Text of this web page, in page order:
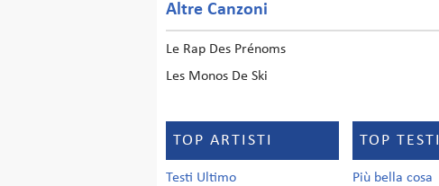
Altre Canzoni
Le Rap Des Prénoms
Les Monos De Ski
TOP ARTISTI
Testi Ultimo
TOP TESTI
Più bella cosa